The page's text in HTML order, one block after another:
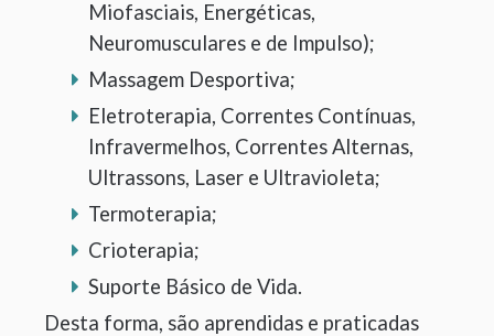
Miofasciais, Energéticas,
Neuromusculares e de Impulso);
Massagem Desportiva;
Eletroterapia, Correntes Contínuas,
Infravermelhos, Correntes Alternas,
Ultrassons, Laser e Ultravioleta;
Termoterapia;
Crioterapia;
Suporte Básico de Vida.
Desta forma, são aprendidas e praticadas